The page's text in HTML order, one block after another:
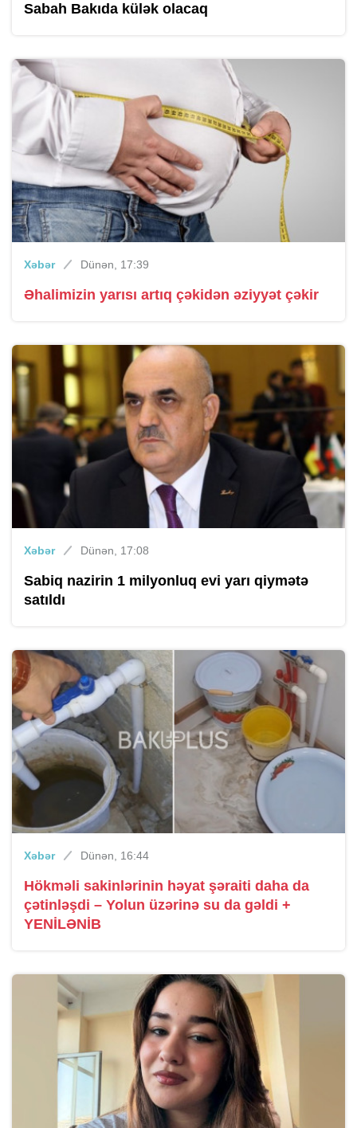
Sabah Bakıda külək olacaq
Xəbər Dünən, 17:39
Əhalimizin yarısı artıq çəkidən əziyyət çəkir
Xəbər Dünən, 17:08
Sabiq nazirin 1 milyonluq evi yarı qiymətə
satıldı
Xəbər Dünən, 16:44
Hökməli sakinlərinin həyat şəraiti daha da
çətinləşdi – Yolun üzərinə su da gəldi +
YENİLƏNİB